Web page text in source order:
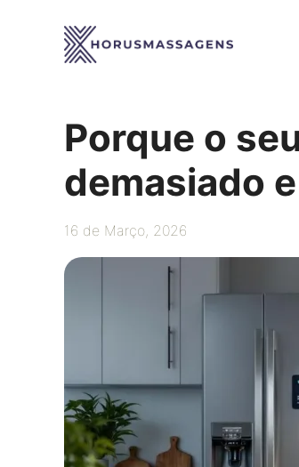
Porque o
demasiado
16 de Março, 2026